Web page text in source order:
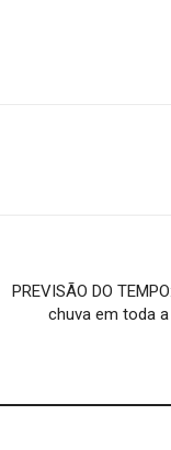
PREVISÃO DO
chuva em toda